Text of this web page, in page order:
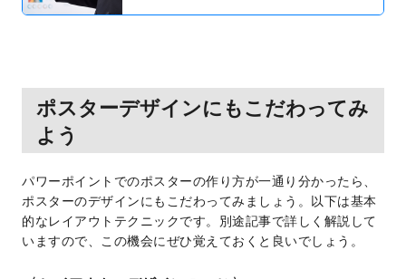
学会ポスター作成においてサイズ・レイ
ポスターデザインにもこだわってみ
よう
パワーポイントでのポスターの作り方が一通り分かったら、
ポスターのデザインにもこだわってみましょう。以下は基本
的なレイアウトテクニックです。別途記事で詳しく解説して
いますので、この機会にぜひ覚えておくと良いでしょう。